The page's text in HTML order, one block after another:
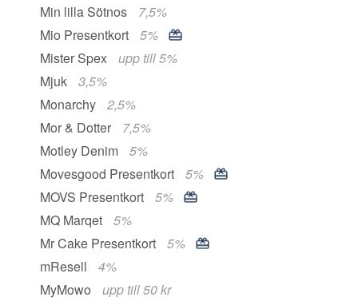
Min lilla Sötnos
7,5%
Mio Presentkort
5%
Mister Spex
upp till 5%
Mjuk
3,5%
Monarchy
2,5%
Mor & Dotter
7,5%
Motley Denim
5%
Movesgood Presentkort
5%
MOVS Presentkort
5%
MQ Marqet
5%
Mr Cake Presentkort
5%
mResell
4%
MyMowo
upp till 50 kr